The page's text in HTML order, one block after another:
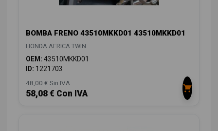
BOMBA FRENO 43510MKKD01 43510MKKD01
HONDA AFRICA TWIN
OEM: 43510MKKD01
ID: 1221703
48,00 € Sin IVA
58,08 € Con IVA